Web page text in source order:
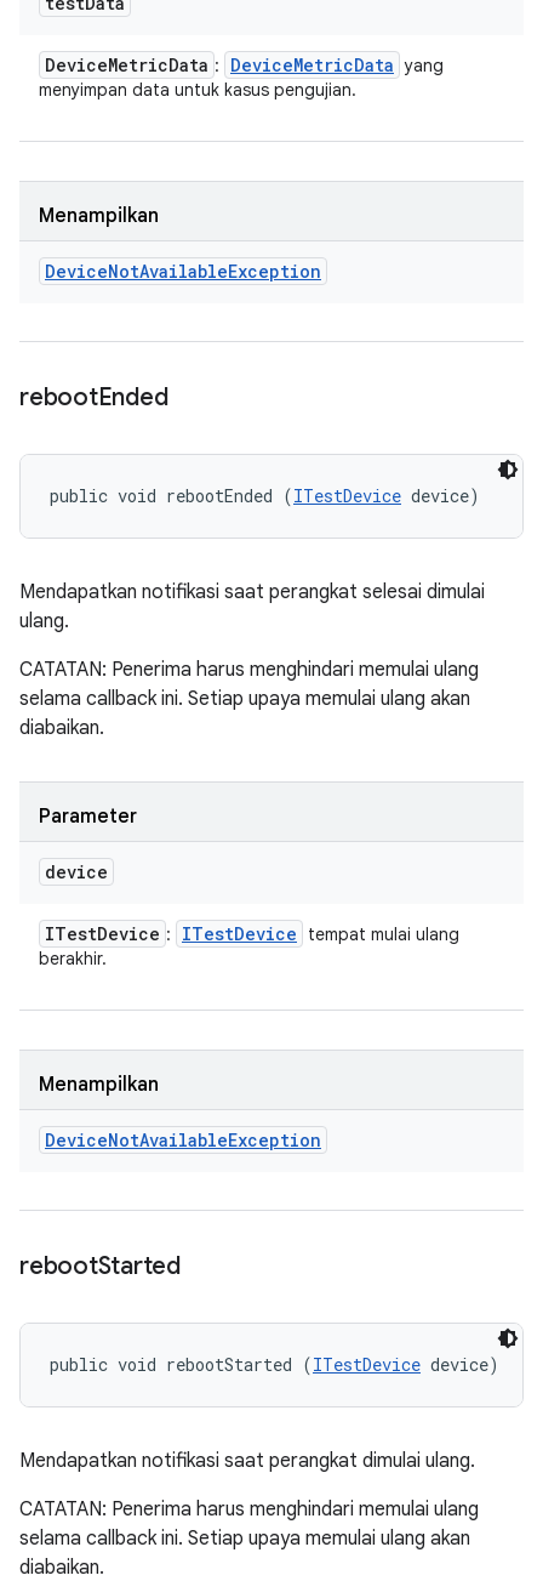
DeviceMetricData : DeviceMetricData yang
menyimpan data untuk kasus pengujian.
Menampilkan
DeviceNotAvailableException
rebootEnded
public void rebootEnded (ITestDevice device)
Mendapatkan notifikasi saat perangkat selesai dimulai
ulang.
CATATAN: Penerima harus menghindari memulai ulang
selama callback ini. Setiap upaya memulai ulang akan
diabaikan.
Parameter
device
ITestDevice : ITestDevice
tempat mulai ulang
berakhir.
Menampilkan
DeviceNotAvailableException
rebootStarted
public void rebootStarted (ITestDevice device)
Mendapatkan notifikasi saat perangkat dimulai ulang.
CATATAN: Penerima harus menghindari memulai ulang
selama callback ini. Setiap upaya memulai ulang akan
diabaikan.